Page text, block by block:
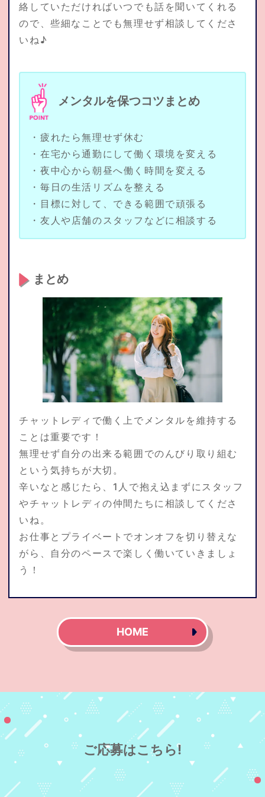
絡していただければいつでも話を聞いてくれる
ので、些細なことでも無理せず相談してくださ
いね♪
メンタルを保つコツまとめ
・疲れたら無理せず休む
・在宅から通勤にして働く環境を変える
・夜中心から朝昼へ働く時間を変える
・毎日の生活リズムを整える
・目標に対して、できる範囲で頑張る
・友人や店舗のスタッフなどに相談する
まとめ
チャットレディで働く上でメンタルを維持する
ことは重要です！
無理せず自分の出来る範囲でのんびり取り組む
という気持ちが大切。
辛いなと感じたら、1人で抱え込まずにスタッフ
やチャットレディの仲間たちに相談してくださ
いね。
お仕事とプライベートでオンオフを切り替えな
がら、自分のペースで楽しく働いていきましょ
う！
HOME
ご応募はこちら!